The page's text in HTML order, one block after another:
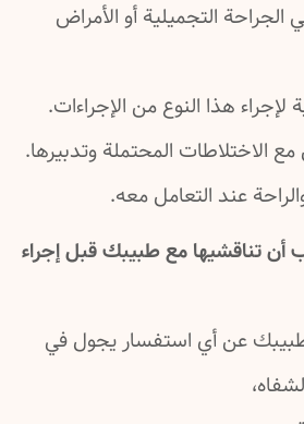
التجميلية أو الأمراض
أن تناقشيها مع طبيبك قبل إجراء
عن أي استفسار يجول في